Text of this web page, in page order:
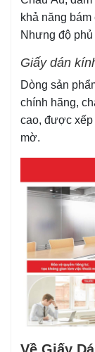
khả năng
Nhưng độ
Giấy dán
Dòng sản
chính hãng,
cao, được xếp
mờ.